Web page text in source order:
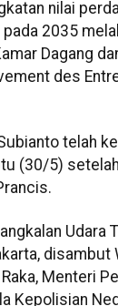
nilai
2035
Dagang
des
telah
(30/5)
Udara
disambut
Menteri
Kepolisian